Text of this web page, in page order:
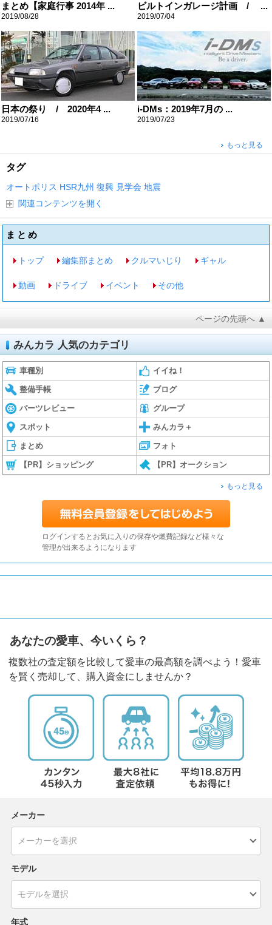
まとめ【家庭行事 2014年 ...
2019/08/28
ビルトインガレージ計画 / ...
2019/07/04
日本の祭り / 2020年4 ...
2019/07/16
i-DMs：2019年7月の ...
2019/07/23
もっと見る
タグ
オートポリス HSR九州 復興 見学会 地震
関連コンテンツを開く
まとめ
トップ 編集部まとめ クルマいじり ギャル
動画 ドライブ イベント その他
ページの先頭へ ▲
みんカラ 人気のカテゴリ
車種別 イイね！
整備手帳 ブログ
パーツレビュー グループ
スポット みんカラ＋
まとめ フォト
【PR】ショッピング 【PR】オークション
もっと見る
ログインするとお気に入りの保存や燃費記録など様々な
管理が出来るようになります
あなたの愛車、今いくら？
複数社の査定額を比較して愛車の最高額を調べよう！愛車
を賢く売却して、購入資金にしませんか？
メーカー
モデル
年式